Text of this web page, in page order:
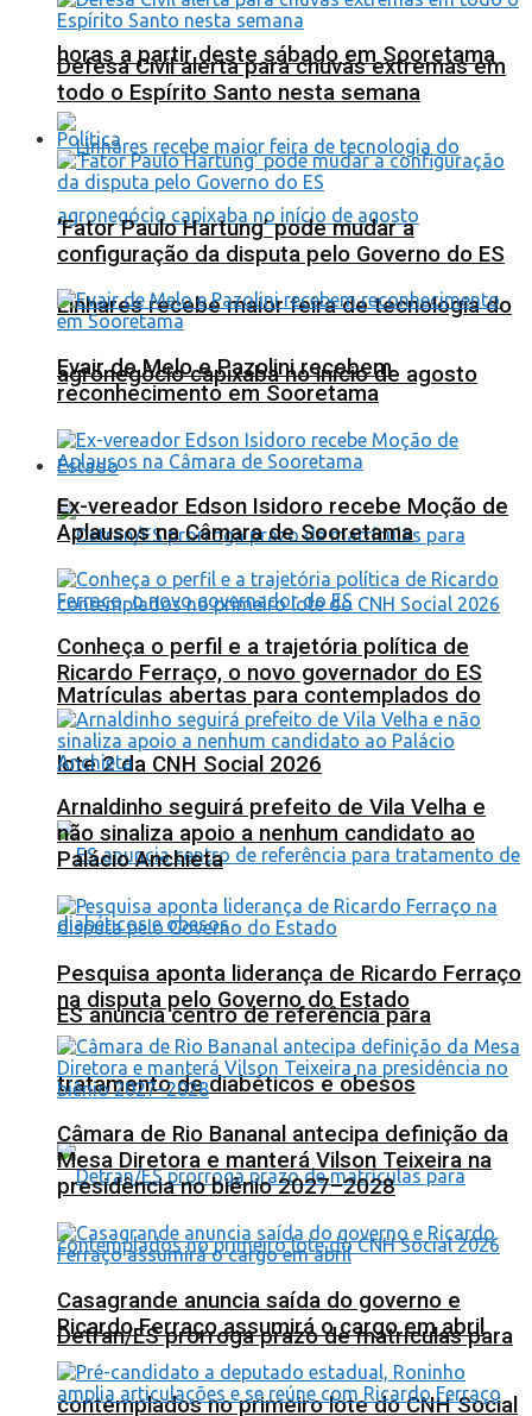
horas a partir deste sábado em Sooretama
Linhares recebe maior feira de tecnologia do
agronegócio capixaba no início de agosto
Estado
Matrículas abertas para contemplados do
lote 2 da CNH Social 2026
ES anuncia centro de referência para
tratamento de diabéticos e obesos
Detran/ES prorroga prazo de matrículas para
contemplados no primeiro lote do CNH Social
Defesa Civil alerta para chuvas extremas em
todo o Espírito Santo nesta semana
Política
‘Fator Paulo Hartung’ pode mudar a
configuração da disputa pelo Governo do ES
Evair de Melo e Pazolini recebem
reconhecimento em Sooretama
Ex-vereador Edson Isidoro recebe Moção de
Aplausos na Câmara de Sooretama
Conheça o perfil e a trajetória política de
Ricardo Ferraço, o novo governador do ES
Arnaldinho seguirá prefeito de Vila Velha e
não sinaliza apoio a nenhum candidato ao
Palácio Anchieta
Pesquisa aponta liderança de Ricardo Ferraço
na disputa pelo Governo do Estado
Câmara de Rio Bananal antecipa definição da
Mesa Diretora e manterá Vilson Teixeira na
presidência no biênio 2027–2028
Casagrande anuncia saída do governo e
Ricardo Ferraço assumirá o cargo em abril